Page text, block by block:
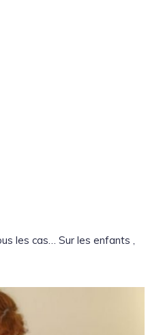
les cas… Sur les enfants ,